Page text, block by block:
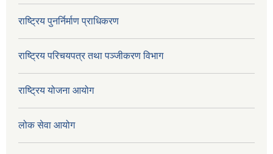
राष्ट्रिय पुनर्निर्माण प्राधिकरण
राष्ट्रिय परिचयपत्र तथा पञ्जीकरण विभाग
राष्ट्रिय योजना आयोग
लोक सेवा आयोग